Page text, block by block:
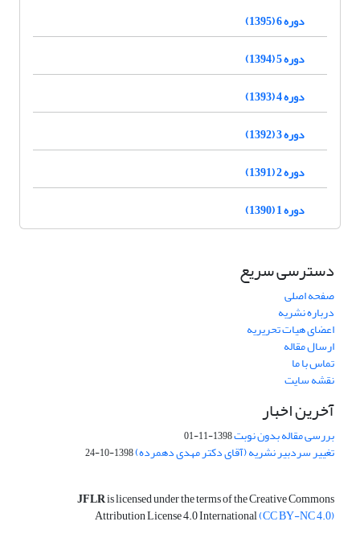
دوره 6 (1395)
دوره 5 (1394)
دوره 4 (1393)
دوره 3 (1392)
دوره 2 (1391)
دوره 1 (1390)
دسترسی سریع
صفحه اصلی
درباره نشریه
اعضای هیات تحریریه
ارسال مقاله
تماس با ما
نقشه سایت
آخرین اخبار
بررسی مقاله بدون نوبت1398-11-01
تغییر سردبیر نشریه (آقای دکتر مهدی دهمرده)1398-10-24
JFLRis licensed under the terms of the Creative Commons
Attribution License 4.0 International(CC BY-NC 4.0)